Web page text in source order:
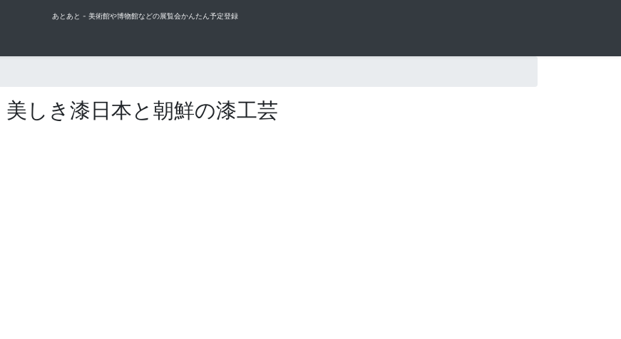
あとあと - 美術館や博物館などの展覧会かんたん予定登録
美しき漆日本と朝鮮の漆工芸